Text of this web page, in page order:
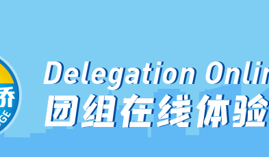
Delegation
团组在线体